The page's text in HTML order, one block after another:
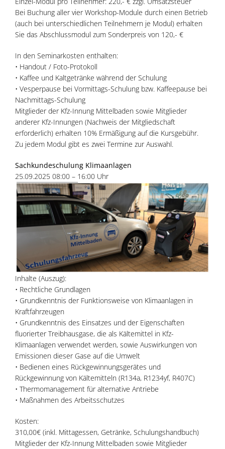
Bei Buchung aller vier Workshop-Module durch einen Betrieb
(auch bei unterschiedlichen Teilnehmern je Modul) erhalten
Sie das Abschlussmodul zum Sonderpreis von 120,- €
In den Seminarkosten enthalten:
• Handout / Foto-Protokoll
• Kaffee und Kaltgetränke während der Schulung
• Vesperpause bei Vormittags-Schulung bzw. Kaffeepause bei
Nachmittags-Schulung
Mitglieder der Kfz-Innung Mittelbaden sowie Mitglieder
anderer Kfz-Innungen (Nachweis der Mitgliedschaft
erforderlich) erhalten 10% Ermäßigung auf die Kursgebühr.
Zu jedem Modul gibt es zwei Termine zur Auswahl.
Sachkundeschulung Klimaanlagen
25.09.2025 08:00 – 16:00 Uhr
Inhalte (Auszug):
• Rechtliche Grundlagen
• Grundkenntnis der Funktionsweise von Klimaanlagen in
Kraftfahrzeugen
• Grundkenntnis des Einsatzes und der Eigenschaften
fluorierter Treibhausgase, die als Kältemittel in Kfz-
Klimaanlagen verwendet werden, sowie Auswirkungen von
Emissionen dieser Gase auf die Umwelt
• Bedienen eines Rückgewinnungsgerätes und
Rückgewinnung von Kältemitteln (R134a, R1234yf, R407C)
• Thermomanagement für alternative Antriebe
• Maßnahmen des Arbeitsschutzes
Kosten:
310,00€ (inkl. Mittagessen, Getränke, Schulungshandbuch)
Mitglieder der Kfz-Innung Mittelbaden sowie Mitglieder